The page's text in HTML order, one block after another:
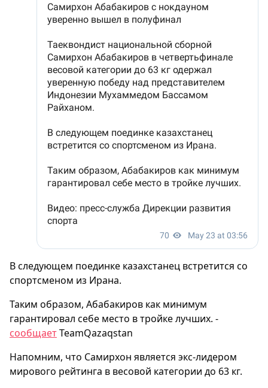
В следующем поединке казахстанец встретится со
спортсменом из Ирана.
Таким образом, Абабакиров как минимум
гарантировал себе место в тройке лучших. -
сообщаетTeamQazaqstan
Напомним, что Самирхон является экс-лидером
мирового рейтинга в весовой категории до 63 кг.